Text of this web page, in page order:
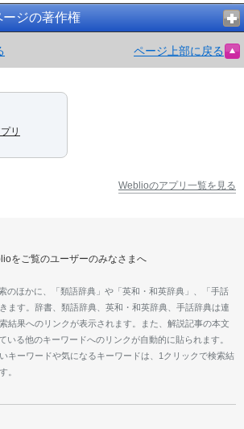
ジの著作権
ページ上部に戻る
リ
Weblioのアプリ一覧を見る
をご覧のユーザーのみなさまへ
のほかに、「類語辞典」や「英和・和英辞典」、「手話
ます。辞書、類語辞典、英和・和英辞典、手話辞典は連
結果へのリンクが表示されます。また、解説記事の本文
いる他のキーワードへのリンクが自動的に貼られます。
キーワードや気になるキーワードは、1クリックで検索結
。